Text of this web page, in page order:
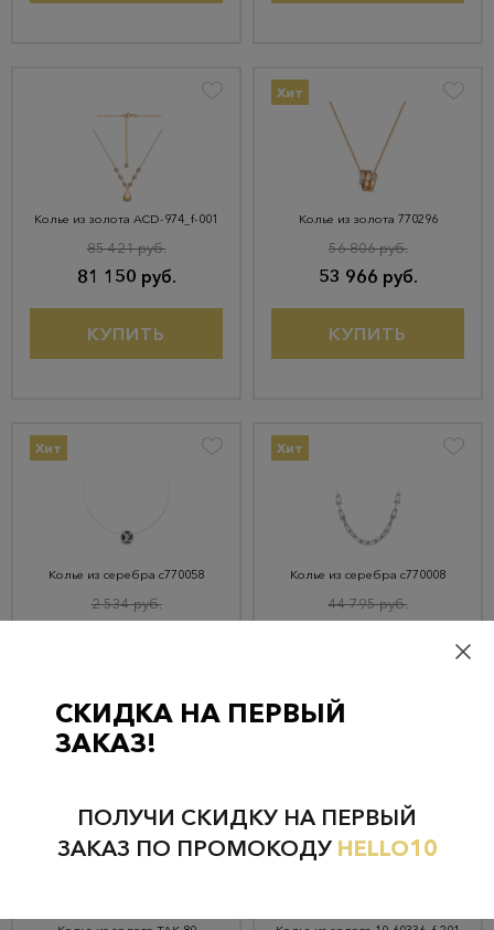
Колье из золота ACD-974_f-001
81 150 руб.
85 421 руб.
КУПИТЬ
Хит
Колье из золота 770296
53 966 руб.
56 806 руб.
КУПИТЬ
Хит
Колье из серебра с770058
2 534 руб.
Хит
Колье из серебра с770008
44 795 руб.
СКИДКА НА ПЕРВЫЙ
ЗАКАЗ!
ПОЛУЧИ СКИДКУ НА ПЕРВЫЙ
ЗАКАЗ ПО ПРОМОКОДУ HELLO10